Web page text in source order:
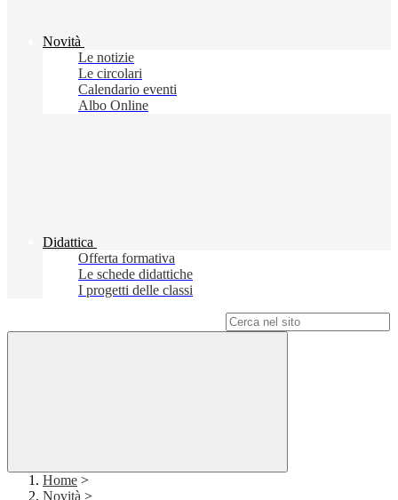
Novità
Le notizie
Le circolari
Calendario eventi
Albo Online
Didattica
Offerta formativa
Le schede didattiche
I progetti delle classi
Home >
Novità >